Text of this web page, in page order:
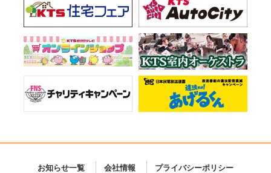
お知らせ一覧 会社情報 プライバシーポリシー